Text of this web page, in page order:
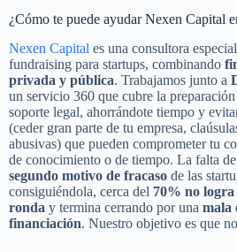
¿Cómo te puede ayudar Nexen Capital
Nexen Capital es una consultora
fundraising para startups, combinando
privada y pública. Trabajamos junto a
un servicio 360 que cubre la
soporte legal, ahorrándote tiempo y
(ceder gran parte de tu empresa,
abusivas) que pueden comprometer tu
de conocimiento o de tiempo. La falta
segundo motivo de fracaso de las
consiguiéndola, cerca del 70% no logra
ronda y termina cerrando por una mala
financiación. Nuestro objetivo es que